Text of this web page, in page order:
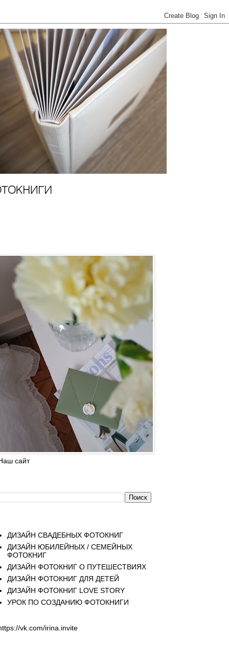
сайт
ДИЗАЙН СВАДЕБНЫХ ФОТОКНИГ
ДИЗАЙН ЮБИЛЕЙНЫХ / СЕМЕЙНЫХ
ФОТОКНИГ
ДИЗАЙН ФОТОКНИГ О ПУТЕШЕСТВИЯХ
ДИЗАЙН ФОТОКНИГ ДЛЯ ДЕТЕЙ
ДИЗАЙН ФОТОКНИГ LOVE STORY
УРОК ПО СОЗДАНИЮ ФОТОКНИГИ
vk.com/irina.invite